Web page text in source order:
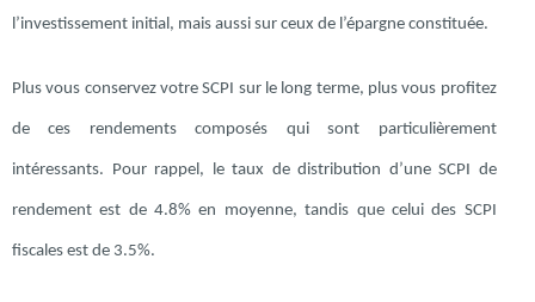
l’investissement initial, mais aussi sur ceux de l’épargne constituée.
Plus vous conservez votre SCPI sur le long terme, plus vous profitez
de ces rendements composés qui sont particulièrement
intéressants. Pour rappel, le taux de distribution d’une SCPI de
rendement est de 4.8% en moyenne, tandis que celui des SCPI
fiscales est de 3.5%.